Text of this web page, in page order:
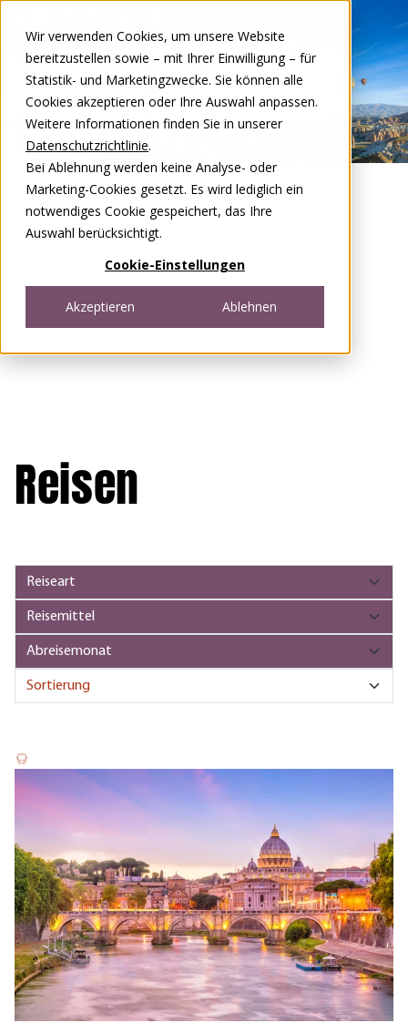
Wir verwenden Cookies, um unsere Website
bereitzustellen sowie – mit Ihrer Einwilligung – für
Statistik- und Marketingzwecke. Sie können alle
Cookies akzeptieren oder Ihre Auswahl anpassen.
Weitere Informationen finden Sie in unserer
Datenschutzrichtlinie.
Bei Ablehnung werden keine Analyse- oder
Marketing-Cookies gesetzt. Es wird lediglich ein
notwendiges Cookie gespeichert, das Ihre
Auswahl berücksichtigt.
Cookie-Einstellungen
Akzeptieren Ablehnen
DEFR
Open menu
Reisen